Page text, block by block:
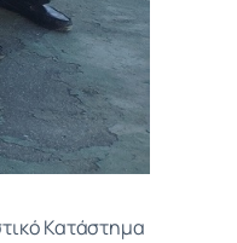
Κατάστημα